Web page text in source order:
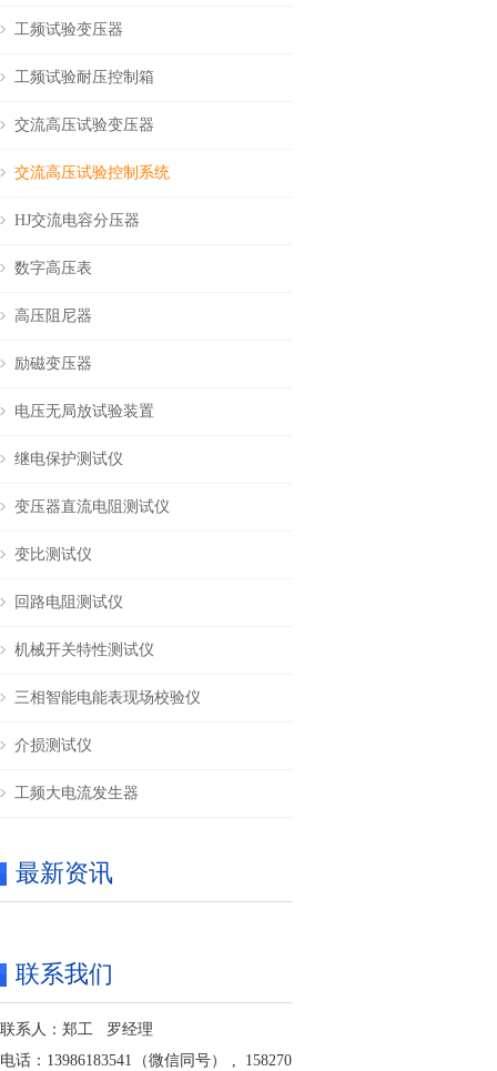
工频试验变压器
工频试验耐压控制箱
交流高压试验变压器
交流高压试验控制系统
HJ交流电容分压器
数字高压表
高压阻尼器
励磁变压器
电压无局放试验装置
继电保护测试仪
变压器直流电阻测试仪
变比测试仪
回路电阻测试仪
机械开关特性测试仪
三相智能电能表现场校验仪
介损测试仪
工频大电流发生器
最新资讯
联系我们
联系人：郑工 罗经理
电话：13986183541（微信同号） , 158270